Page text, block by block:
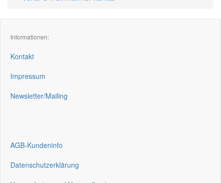
Informationen:
Kontakt
Impressum
Newsletter/Mailing
AGB-Kundeninfo
Datenschutzerklärung